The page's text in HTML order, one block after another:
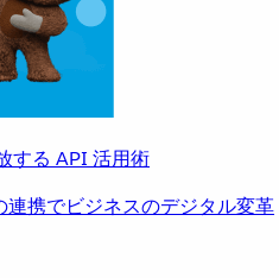
する API 活用術
携でビジネスのデジタル変革